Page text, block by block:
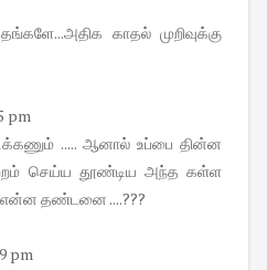
காதல் முறிவுக்கு
pm
..... ஆனால் உப்பை தின்ன
செய்ய தூண்டிய அந்த கள்ள
தண்டனை ....???
pm